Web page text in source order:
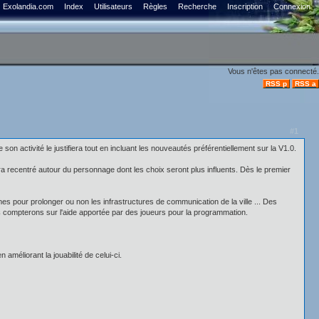
Exolandia.com Index Utilisateurs Règles Recherche Inscription Connexion
Vous n'êtes pas connecté.
RSS p RSS a
#1
activité le justifiera tout en incluant les nouveautés préférentiellement sur la V1.0.
autour du personnage dont les choix seront plus influents. Dès le premier
pour prolonger ou non les infrastructures de communication de la ville ... Des
sur l'aide apportée par des joueurs pour la programmation.
améliorant la jouabilité de celui-ci.